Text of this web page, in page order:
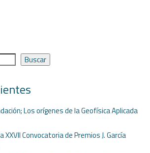
Buscar
Los orígenes de la Geofísica Aplicada
Convocatoria de Premios J. García